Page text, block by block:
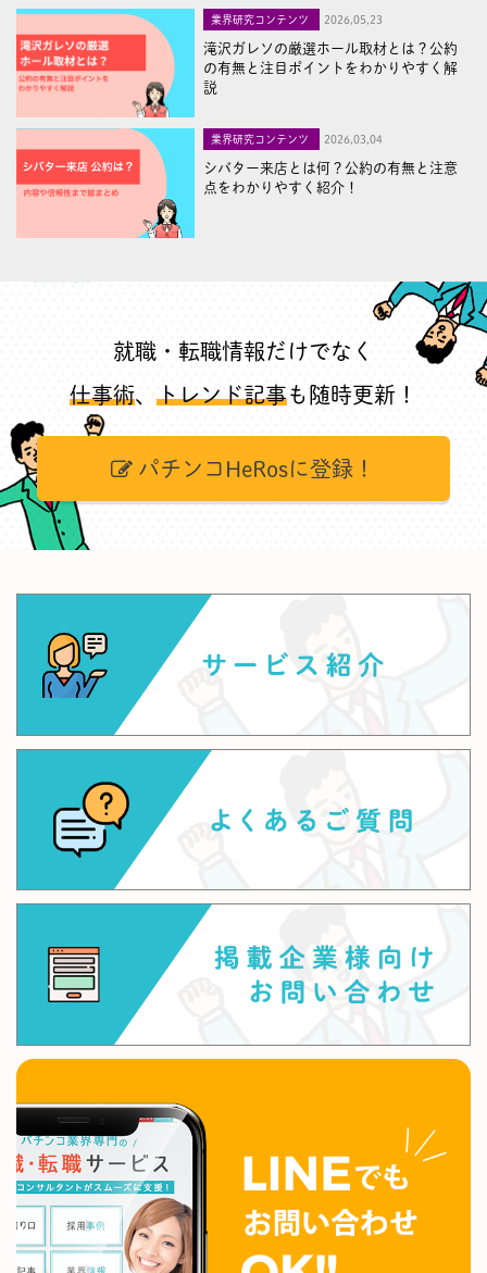
業界研究コンテンツ 2026,05,23
滝沢ガレソの厳選ホール取材とは？公約
の有無と注目ポイントをわかりやすく解
説
業界研究コンテンツ 2026,03,04
シバター来店とは何？公約の有無と注意
点をわかりやすく紹介！
就職・転職情報だけでなく
仕事術、 トレンド記事も随時更新！
パチンコHeRosに登録！